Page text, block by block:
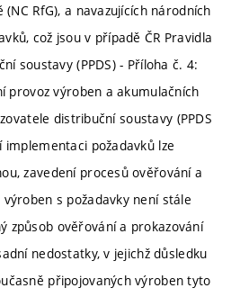
RfG), a navazujících národních
což jsou v případě ČR Pravidla
soustavy (PPDS) - Příloha č. 4:
provoz výroben a akumulačních
distribuční soustavy (PPDS
implementaci požadavků lze
zavedení procesů ověřování a
s požadavky není stále
způsob ověřování a prokazování
nedostatky, v jejichž důsledku
připojovaných výroben tyto